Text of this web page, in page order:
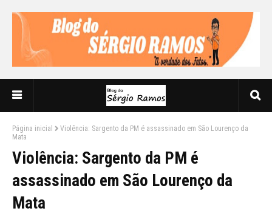
Página inicial
Violência: Sargento da PM é assassinado em São Lourenço da
Mata
Violência: Sargento da PM é
assassinado em São Lourenço da
Mata